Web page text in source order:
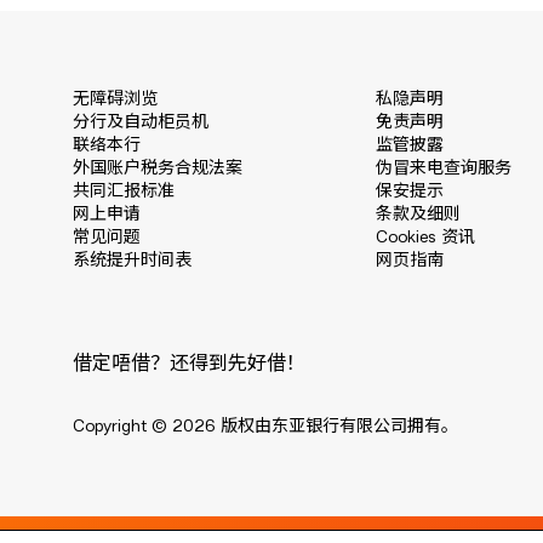
无障碍浏览
分行及自动柜员机
联络本行
外国账户税务合规法案
共同汇报标准
网上申请
常见问题
系统提升时间表
私隐声明
免责声明
监管披露
伪冒来电查询服务
保安提示
条款及细则
Cookies 资讯
网页指南
借定唔借？还得到先好借！
Copyright © 2026 版权由东亚银行有限公司拥有。